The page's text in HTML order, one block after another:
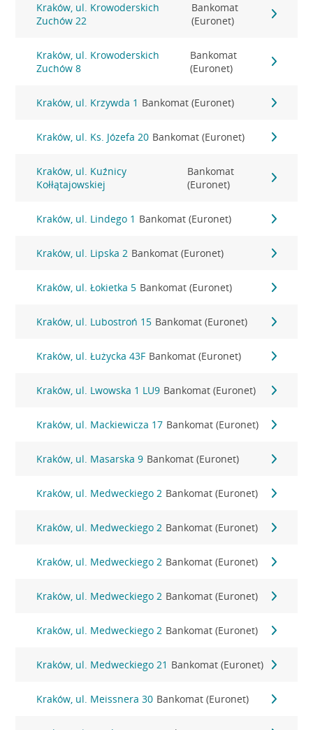
Kraków, ul. Krowoderskich
Zuchów 22
Bankomat
(Euronet)
Kraków, ul. Krowoderskich
Zuchów 8
Bankomat
(Euronet)
Kraków, ul. Krzywda 1 Bankomat (Euronet)
Kraków, ul. Ks. Józefa 20 Bankomat (Euronet)
Kraków, ul. Kuźnicy
Kołłątajowskiej
Bankomat
(Euronet)
Kraków, ul. Lindego 1 Bankomat (Euronet)
Kraków, ul. Lipska 2 Bankomat (Euronet)
Kraków, ul. Łokietka 5 Bankomat (Euronet)
Kraków, ul. Lubostroń 15 Bankomat (Euronet)
Kraków, ul. Łużycka 43F Bankomat (Euronet)
Kraków, ul. Lwowska 1 LU9 Bankomat (Euronet)
Kraków, ul. Mackiewicza 17 Bankomat (Euronet)
Kraków, ul. Masarska 9 Bankomat (Euronet)
Kraków, ul. Medweckiego 2 Bankomat (Euronet)
Kraków, ul. Medweckiego 2 Bankomat (Euronet)
Kraków, ul. Medweckiego 2 Bankomat (Euronet)
Kraków, ul. Medweckiego 2 Bankomat (Euronet)
Kraków, ul. Medweckiego 2 Bankomat (Euronet)
Kraków, ul. Medweckiego 21 Bankomat (Euronet)
Kraków, ul. Meissnera 30 Bankomat (Euronet)